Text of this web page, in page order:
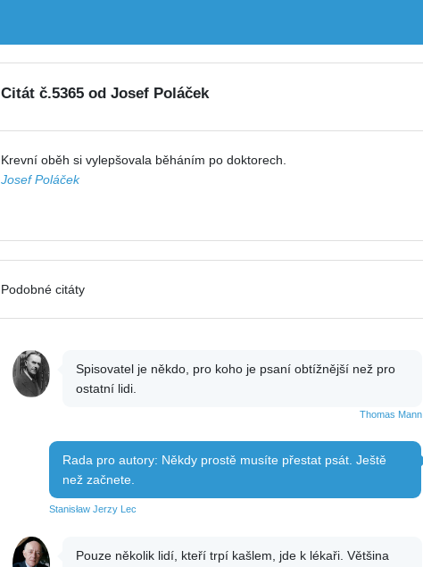
Citát č.5365 od Josef Poláček
Krevní oběh si vylepšovala běháním po doktorech.
Josef Poláček
Podobné citáty
Spisovatel je někdo, pro koho je psaní obtížnější než pro
ostatní lidi.
Thomas Mann
Rada pro autory: Někdy prostě musíte přestat psát. Ještě
než začnete.
Stanisław Jerzy Lec
Pouze několik lidí, kteří trpí kašlem, jde k lékaři. Většina